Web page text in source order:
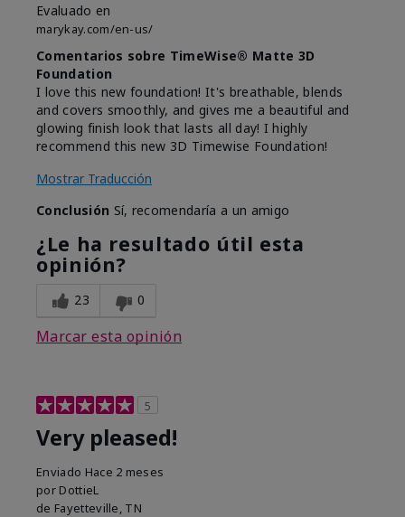
Evaluado en
marykay.com/en-us/
Comentarios sobre TimeWise® Matte 3D
Foundation
I love this new foundation! It's breathable, blends
and covers smoothly, and gives me a beautiful and
glowing finish look that lasts all day! I highly
recommend this new 3D Timewise Foundation!
Mostrar Traducción
Conclusión Sí, recomendaría a un amigo
¿Le ha resultado útil esta
opinión?
23 0
Marcar esta opinión
5
Very pleased!
Enviado Hace 2 meses
por DottieL
de Fayetteville, TN